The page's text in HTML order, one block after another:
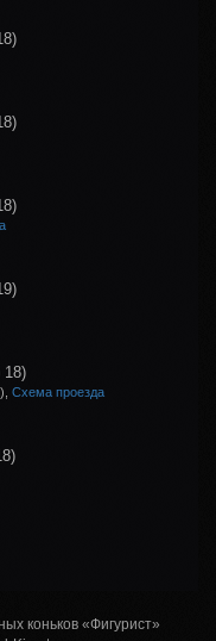
18)
Схема проезда
коньков «Фигурист»